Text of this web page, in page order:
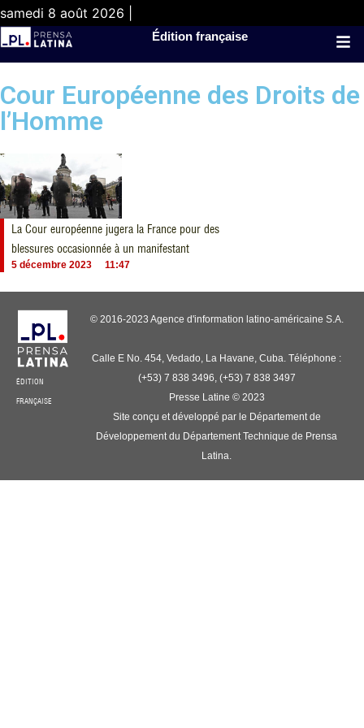
samedi 8 août 2026 |
Édition française
Cour Européenne des Droits de
l’Homme
La Cour européenne jugera la France pour des
blessures occasionnée à un manifestant
5 décembre 2023 11:47
ÉDITION
FRANÇAISE
© 2016-2023 Agence d'information latino-américaine S.A.
Calle E No. 454, Vedado, La Havane, Cuba. Téléphone :
(+53) 7 838 3496, (+53) 7 838 3497
Presse Latine © 2023
Site conçu et développé par le Département de
Développement du Département Technique de Prensa
Latina.